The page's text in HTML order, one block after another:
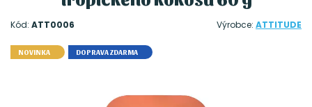
Kód: ATT0006 Výrobce: ATTITUDE
NOVINKA DOPRAVA ZDARMA